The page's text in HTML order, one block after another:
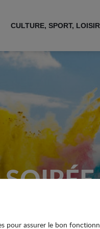
pour assurer le bon
CULTURE, SPORT,